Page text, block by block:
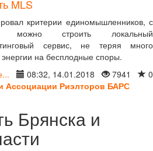
MLS
критерии единомышленников, с
можно строить локальный
сервис, не теряя много
на бесплодные споры.
08:32, 14.01.2018 7941
0
Ассоциации Риэлторов БАРС
Брянска и